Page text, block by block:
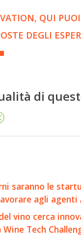
QUI PUOI
DEGLI
di
saranno le
agli agenti
vino cerca
Tech